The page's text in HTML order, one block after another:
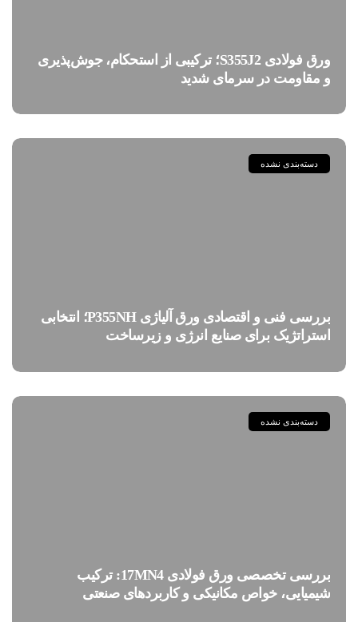
ورق فولادی S355J2؛ ترکیبی از استحکام، جوش‌پذیری
و مقاومت در سرمای شدید
دسته‌بندی نشده
بررسی فنی و اقتصادی ورق آلیاژی P355NH؛ انتخابی
استراتژیک برای صنایع انرژی و زیرساخت
دسته‌بندی نشده
بررسی تخصصی ورق فولادی 17MN4: ترکیب
شیمیایی، خواص مکانیکی و کاربردهای صنعتی